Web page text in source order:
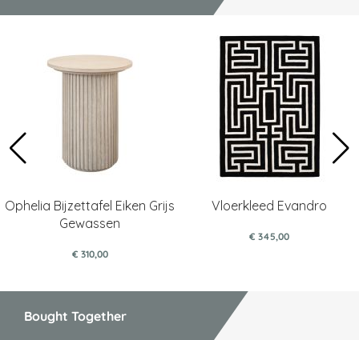
Ophelia Bijzettafel Eiken Grijs
Gewassen
€ 310,00
Vloerkleed Evandro
€ 345,00
Bought Together